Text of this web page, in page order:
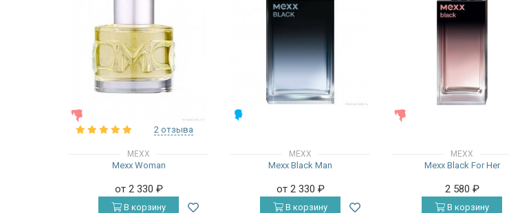
2 отзыва
MEXX
Mexx Woman
от 2 330 ₽
В корзину
MEXX
Mexx Black Man
от 2 330 ₽
В корзину
MEXX
Mexx Black For Her
2 580 ₽
В корзину